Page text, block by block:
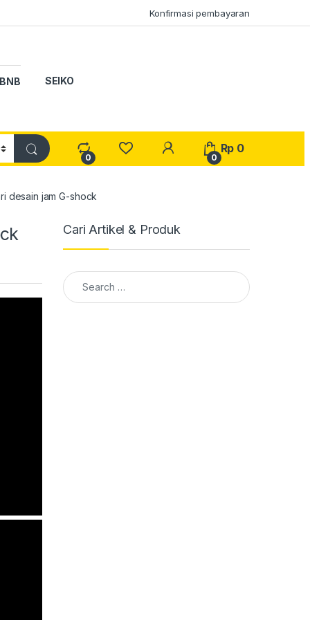
Konfirmasi pembayaran
BNB SEIKO
0
My Account
0
Rp 0
desain jam G-shock
Cari Artikel & Produk
Search for: